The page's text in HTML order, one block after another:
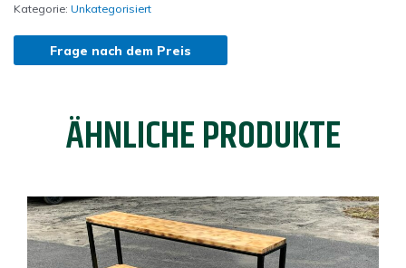
Kategorie: Unkategorisiert
Frage nach dem Preis
ÄHNLICHE PRODUKTE